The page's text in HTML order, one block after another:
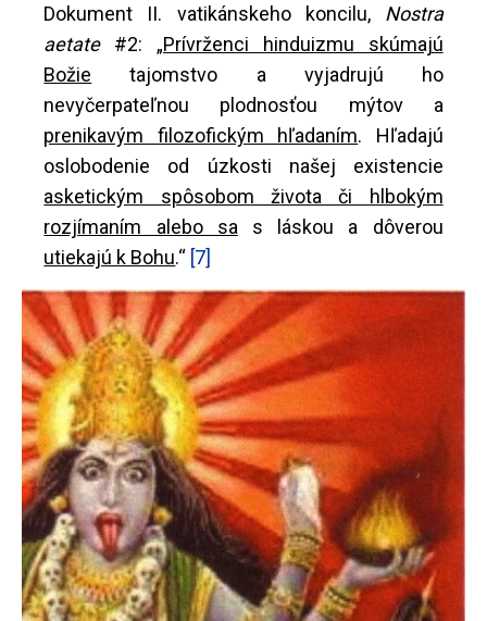
Dokument II. vatikánskeho koncilu, Nostra
aetate #2: „Prívrženci hinduizmu skúmajú
Božie tajomstvo a vyjadrujú ho
nevyčerpateľnou plodnosťou mýtov a
prenikavým filozofickým hľadaním. Hľadajú
oslobodenie od úzkosti našej existencie
asketickým spôsobom života či hlbokým
rozjímaním alebo sa s láskou a dôverou
utiekajú k Bohu.“ [7]